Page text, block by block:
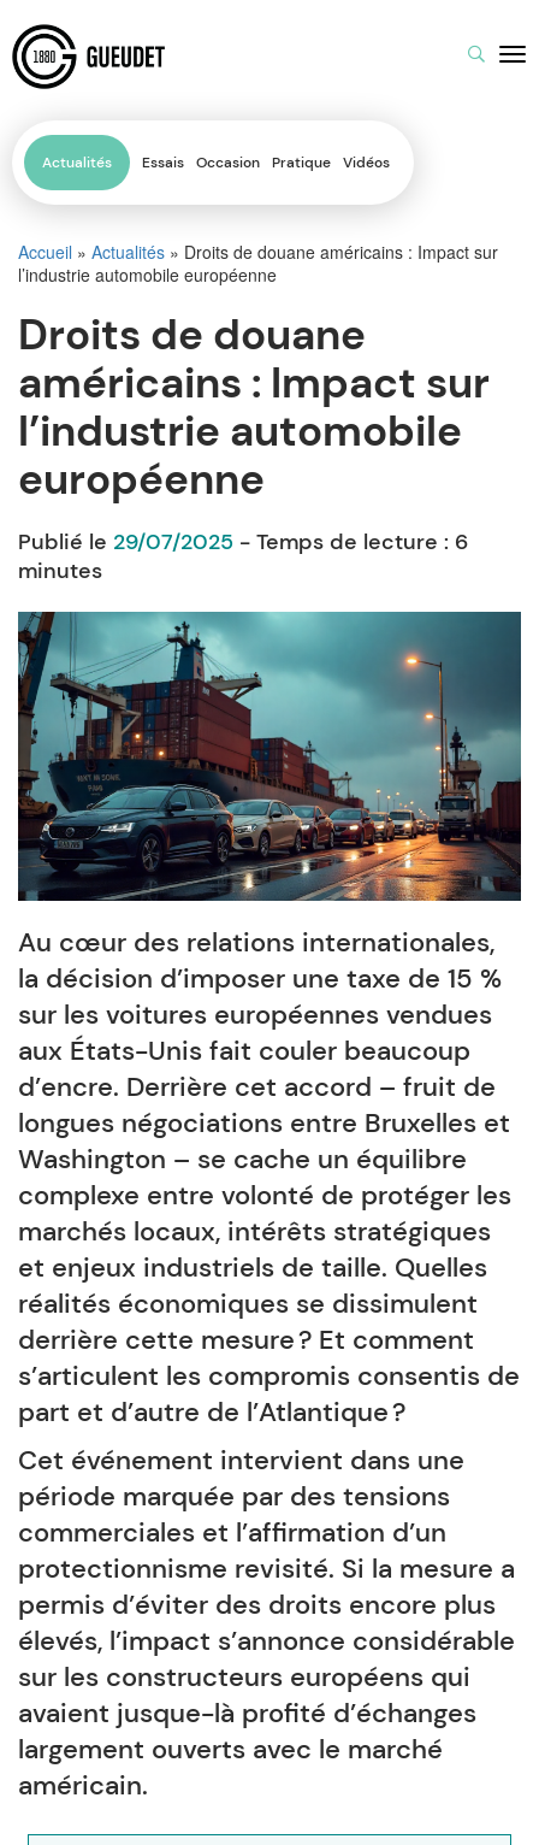
Actualités Essais Occasion Pratique Vidéos
Accueil » Actualités » Droits de douane américains : Impact sur
l’industrie automobile européenne
Droits de douane
américains : Impact sur
l’industrie automobile
européenne
Publié le 29/07/2025 - Temps de lecture : 6
minutes
Au cœur des relations internationales,
la décision d’imposer une taxe de 15 %
sur les voitures européennes vendues
aux États-Unis fait couler beaucoup
d’encre. Derrière cet accord – fruit de
longues négociations entre Bruxelles et
Washington – se cache un équilibre
complexe entre volonté de protéger les
marchés locaux, intérêts stratégiques
et enjeux industriels de taille. Quelles
réalités économiques se dissimulent
derrière cette mesure ? Et comment
s’articulent les compromis consentis de
part et d’autre de l’Atlantique ?
Cet événement intervient dans une
période marquée par des tensions
commerciales et l’affirmation d’un
protectionnisme revisité. Si la mesure a
permis d’éviter des droits encore plus
élevés, l’impact s’annonce considérable
sur les constructeurs européens qui
avaient jusque-là profité d’échanges
largement ouverts avec le marché
américain.